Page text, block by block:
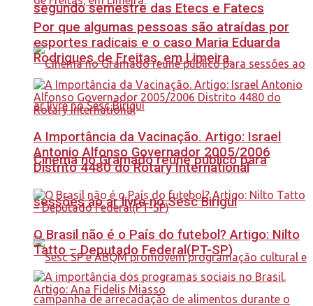
segundo semestre das Etecs e Fatecs
Cinema no Gramado reúne público para
sessões ao ar livre no Sesc Birigui
Por que algumas pessoas são atraídas por
esportes radicais e o caso Maria Eduarda
Rodrigues de Freitas, em Limeira.
A Importância da Vacinação. Artigo: Israel
Antonio Alfonso Governador 2005/2006
Distrito 4480 do Rotary International
O Brasil não é o País do futebol? Artigo: Nilto
Tatto – Deputado Federal(PT-SP)